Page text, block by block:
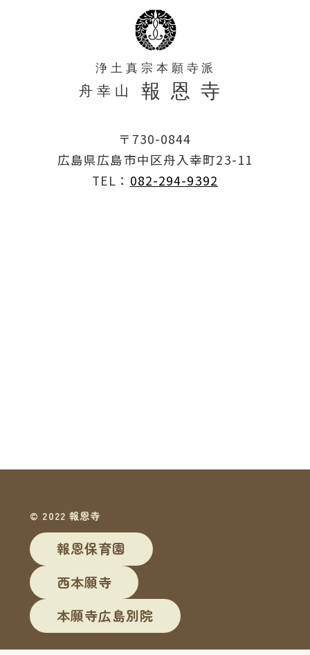
〒730-0844
広島県広島市中区舟入幸町23-11
TEL： 082-294-9392
© 2022 報恩寺
報恩保育園
西本願寺
本願寺広島別院